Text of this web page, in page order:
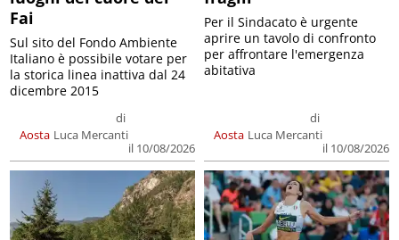
Fai
Aosta
di
Luca Mercanti
il 10/08/2026
Sul sito del Fondo Ambiente
Italiano è possibile votare per
la storica linea inattiva dal 24
dicembre 2015
Aosta
di
Luca Mercanti
il 10/08/2026
Per il Sindacato è urgente
aprire un tavolo di confronto
per affrontare l'emergenza
abitativa